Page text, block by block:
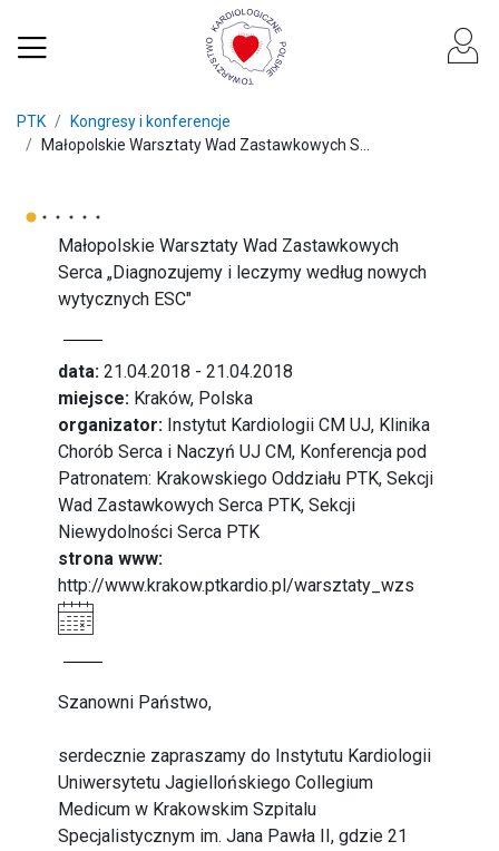
PTK
Kongresy i konferencje
Małopolskie Warsztaty Wad Zastawkowych S...
Małopolskie Warsztaty Wad Zastawkowych
Serca „Diagnozujemy i leczymy według nowych
wytycznych ESC"
data: 21.04.2018 - 21.04.2018
miejsce: Kraków, Polska
organizator: Instytut Kardiologii CM UJ, Klinika
Chorób Serca i Naczyń UJ CM, Konferencja pod
Patronatem: Krakowskiego Oddziału PTK, Sekcji
Wad Zastawkowych Serca PTK, Sekcji
Niewydolności Serca PTK
strona www:
http://www.krakow.ptkardio.pl/warsztaty_wzs
Szanowni Państwo,
serdecznie zapraszamy do Instytutu Kardiologii
Uniwersytetu Jagiellońskiego Collegium
Medicum w Krakowskim Szpitalu
Specjalistycznym im. Jana Pawła II, gdzie 21